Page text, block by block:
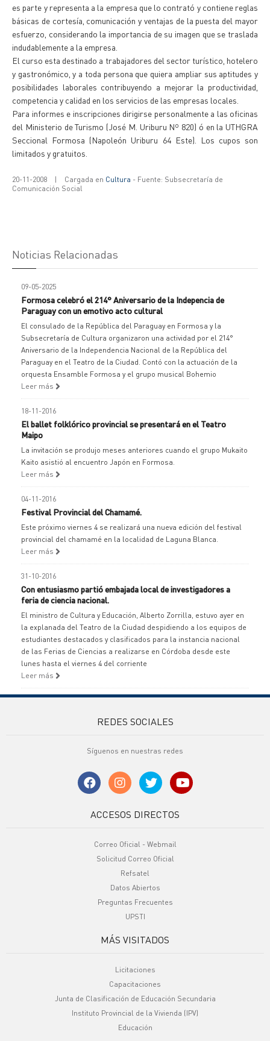
es parte y representa a la empresa que lo contrató y contiene reglas
básicas de cortesía, comunicación y ventajas de la puesta del mayor
esfuerzo, considerando la importancia de su imagen que se traslada
indudablemente a la empresa.
El curso esta destinado a trabajadores del sector turístico, hotelero
y gastronómico, y a toda persona que quiera ampliar sus aptitudes y
posibilidades laborales contribuyendo a mejorar la productividad,
competencia y calidad en los servicios de las empresas locales.
Para informes e inscripciones dirigirse personalmente a las oficinas
del Ministerio de Turismo (José M. Uriburu Nº 820) ó en la UTHGRA
Seccional Formosa (Napoleón Uriburu 64 Este). Los cupos son
limitados y gratuitos.
20-11-2008 | Cargada en Cultura - Fuente: Subsecretaría de
Comunicación Social
Noticias Relacionadas
09-05-2025
Formosa celebró el 214° Aniversario de la Indepencia de
Paraguay con un emotivo acto cultural
El consulado de la República del Paraguay en Formosa y la
Subsecretaría de Cultura organizaron una actividad por el 214°
Aniversario de la Independencia Nacional de la República del
Paraguay en el Teatro de la Ciudad. Contó con la actuación de la
orquesta Ensamble Formosa y el grupo musical Bohemio
Leer más
18-11-2016
El ballet folklórico provincial se presentará en el Teatro
Maipo
La invitación se produjo meses anteriores cuando el grupo Mukaito
Kaito asistió al encuentro Japón en Formosa.
Leer más
04-11-2016
Festival Provincial del Chamamé.
Este próximo viernes 4 se realizará una nueva edición del festival
provincial del chamamé en la localidad de Laguna Blanca.
Leer más
31-10-2016
Con entusiasmo partió embajada local de investigadores a
feria de ciencia nacional.
El ministro de Cultura y Educación, Alberto Zorrilla, estuvo ayer en
la explanada del Teatro de la Ciudad despidiendo a los equipos de
estudiantes destacados y clasificados para la instancia nacional
de las Ferias de Ciencias a realizarse en Córdoba desde este
lunes hasta el viernes 4 del corriente
Leer más
REDES SOCIALES
Síguenos en nuestras redes
ACCESOS DIRECTOS
Correo Oficial - Webmail
Solicitud Correo Oficial
Refsatel
Datos Abiertos
Preguntas Frecuentes
UPSTI
MÁS VISITADOS
Licitaciones
Capacitaciones
Junta de Clasificación de Educación Secundaria
Instituto Provincial de la Vivienda (IPV)
Educación